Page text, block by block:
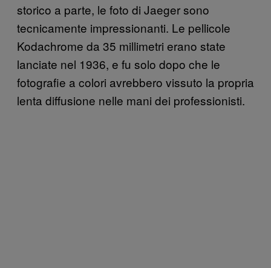
storico a parte, le foto di Jaeger sono
tecnicamente impressionanti. Le pellicole
Kodachrome da 35 millimetri erano state
lanciate nel 1936, e fu solo dopo che le
fotografie a colori avrebbero vissuto la propria
lenta diffusione nelle mani dei professionisti.